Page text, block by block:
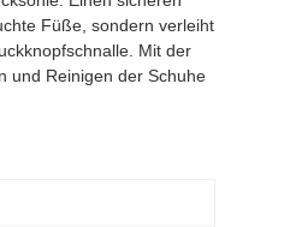
Füße, sondern verleiht
Mit der
und Reinigen der Schuhe